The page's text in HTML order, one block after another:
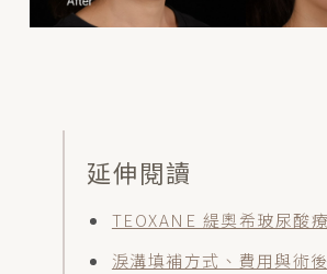
延伸閱讀
TEOXANE 緹奧希玻尿酸
淚溝填補方式、費用與術